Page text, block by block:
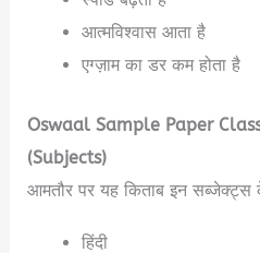
आत्मविश्वास आता है
एग्ज़ाम का डर कम होता है
Oswaal Sample Paper
(Subjects)
आमतौर पर यह किताब इन
हिंदी